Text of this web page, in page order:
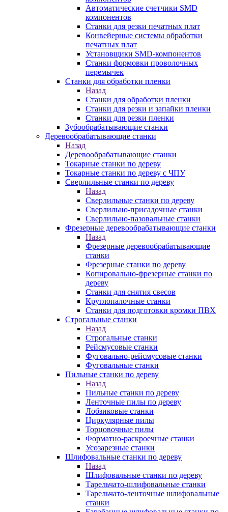
Автоматические счетчики SMD
компонентов
Станки для резки печатных плат
Конвейерные системы обработки
печатных плат
Установщики SMD-компонентов
Станки формовки проволочных
перемычек
Станки для обработки пленки
Назад
Станки для обработки пленки
Станки для резки и запайки пленки
Станки для резки пленки
Зубообрабатывающие станки
Деревообрабатывающие станки
Назад
Деревообрабатывающие станки
Токарные станки по дереву
Токарные станки по дереву с ЧПУ
Сверлильные станки по дереву
Назад
Сверлильные станки по дереву
Сверлильно-присадочные станки
Сверлильно-пазовальные станки
Фрезерные деревообрабатывающие станки
Назад
Фрезерные деревообрабатывающие
станки
Фрезерные станки по дереву
Копировально-фрезерные станки по
дереву
Станки для снятия свесов
Круглопалочные станки
Станки для подготовки кромки ПВХ
Строгальные станки
Назад
Строгальные станки
Рейсмусовые станки
Фуговально-рейсмусовые станки
Фуговальные станки
Пильные станки по дереву
Назад
Пильные станки по дереву
Ленточные пилы по дереву
Лобзиковые станки
Циркулярные пилы
Торцовочные пилы
Форматно-раскроечные станки
Усозарезные станки
Шлифовальные станки по дереву
Назад
Шлифовальные станки по дереву
Тарельчато-шлифовальные станки
Тарельчато-ленточные шлифовальные
станки